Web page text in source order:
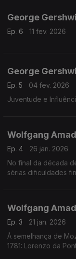
George
Ep. 6 11 fev. 2026
George
Ep. 5
04 fev. 2026
Juventude e
Wolfgang
Ep. 4
26 jan. 2026
No final da década
sérias dificuldades
Wolfgang
Ep. 3
21 jan. 2026
À semelhança de
1781: Lorenzo da